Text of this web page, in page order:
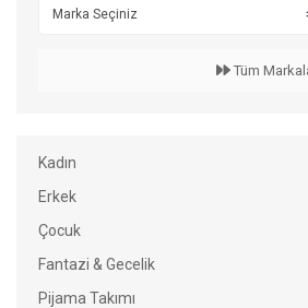
Tüm
Kadın
Erkek
Çocuk
Fantazi & Gecelik
Pijama Takımı